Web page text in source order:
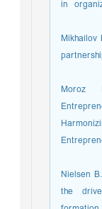
in
29.
30.
31.
the